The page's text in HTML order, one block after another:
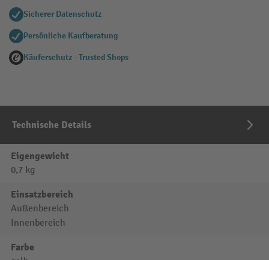
Sicherer Datenschutz
Persönliche Kaufberatung
Käuferschutz - Trusted Shops
Technische Details
Eigengewicht
0,7 kg
Einsatzbereich
Außenbereich
Innenbereich
Farbe